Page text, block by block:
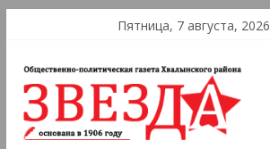
Пятница, 7 августа, 2026